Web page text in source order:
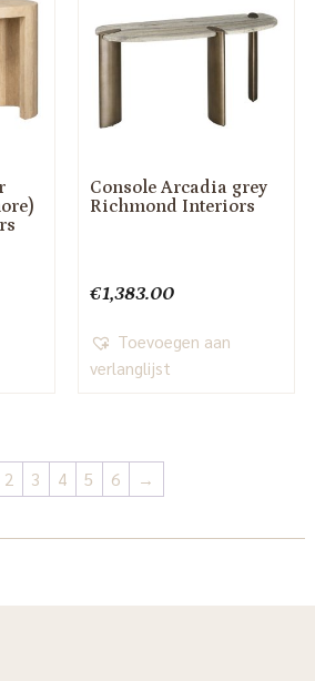
Console Arcadia grey
Richmond Interiors
€1,383.00
Toevoegen aan
verlanglijst
2 3 4 5 6 →